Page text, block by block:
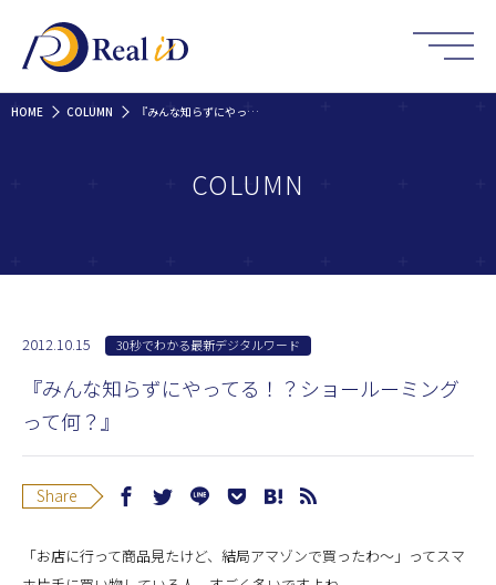
HOME COLUMN 『みんな知らずにやってる！？ショールーミングって何？』
COLUMN
2012.10.15 30秒でわかる最新デジタルワード
『みんな知らずにやってる！？ショールーミング
って何？』
Share
「お店に行って商品見たけど、結局アマゾンで買ったわ〜」ってスマ